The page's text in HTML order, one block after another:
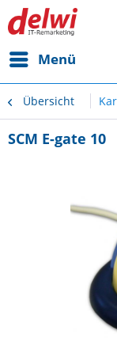
Menü
Übersicht
SCM E-gate 10